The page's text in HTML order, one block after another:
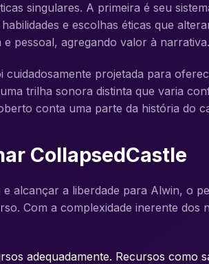
singulares. A primeira é seu
e escolhas éticas que
pessoal, agregando valor à narrativa.
projetada para
trilha sonora distinta que varia
conta uma parte da história do
CollapsedCastle
alcançar a liberdade para Alwin, o
Com a complexidade inerente dos
adequadamente. Recursos como